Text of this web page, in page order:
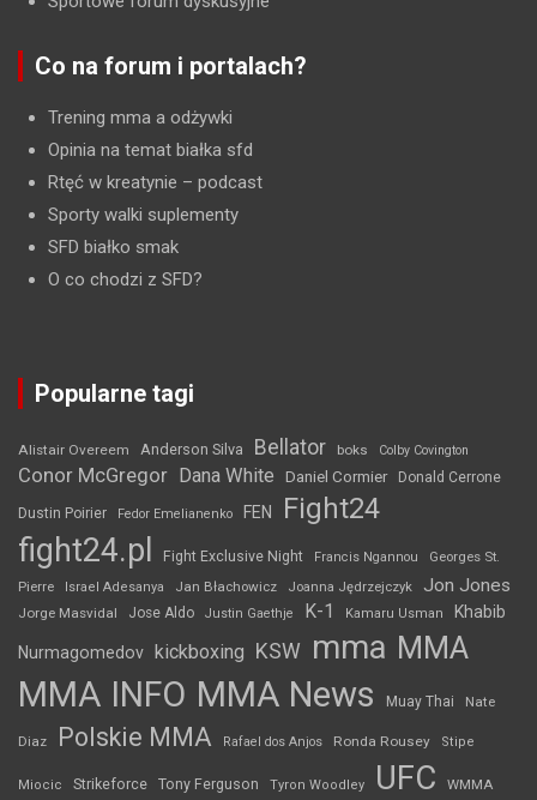
Co na forum i portalach?
Trening mma a odżywki
Opinia na temat białka sfd
Rtęć w kreatynie – podcast
Sporty walki suplementy
SFD białko smak
O co chodzi z SFD?
Popularne tagi
Alistair Overeem Anderson Silva Bellator boks Colby Covington
Conor McGregor Dana White Daniel Cormier Donald Cerrone
Dustin Poirier Fedor Emelianenko FEN Fight24
fight24.pl Fight Exclusive Night Francis Ngannou
Georges St.
Pierre
Israel Adesanya Jan Błachowicz Joanna Jędrzejczyk Jon Jones
Jorge Masvidal Jose Aldo Justin Gaethje K-1 Kamaru Usman Khabib
Nurmagomedov kickboxing KSW mma MMA
MMA INFO MMA News Muay Thai Nate
Diaz Polskie MMA Rafael dos Anjos Ronda Rousey Stipe
Miocic Strikeforce Tony Ferguson Tyron Woodley UFC WMMA